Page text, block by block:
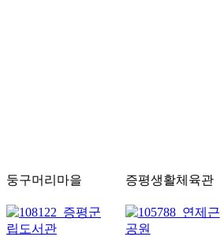
둥구머리마을 증평생활체육관